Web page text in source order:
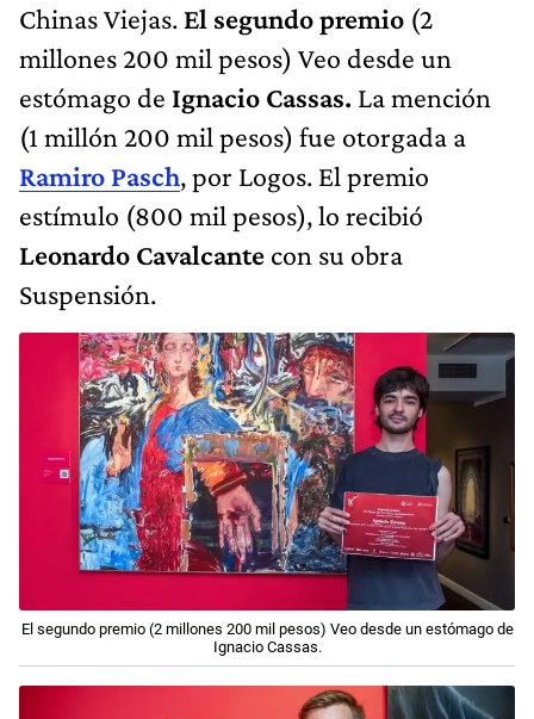
Chinas Viejas. El segundo premio (2
millones 200 mil pesos) Veo desde un
estómago de Ignacio Cassas. La mención
(1 millón 200 mil pesos) fue otorgada a
Ramiro Pasch, por Logos. El premio
estímulo (800 mil pesos), lo recibió
Leonardo Cavalcante con su obra
Suspensión.
El segundo premio (2 millones 200 mil pesos) Veo desde un estómago de
Ignacio Cassas.